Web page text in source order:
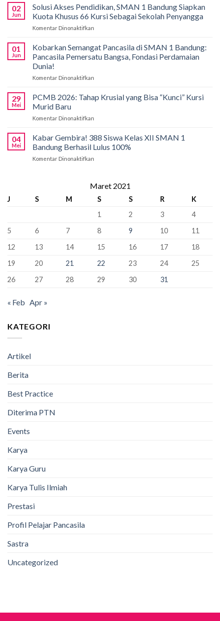
di
Bali!
Siswa
Bandung
Borong
Biology
02
Jun
Solusi Akses Pendidikan, SMAN 1 Bandung Siapkan
Kuota Khusus 66 Kursi Sebagai Sekolah Penyangga
Komentar Dinonaktifkan
Akses
Pendidikan,
SMAN
Kuota
Khusus
Sekolah
Penyangga
01
Jun
Kobarkan Semangat Pancasila di SMAN 1 Bandung:
Pancasila Pemersatu Bangsa, Fondasi Perdamaian
Dunia!
Komentar Dinonaktifkan
Semangat
Pancasila
Bandung:
Pancasila
Dunia!
29
Mei
PCMB 2026: Tahap Krusial yang Bisa “Kunci” Kursi
Murid Baru
Komentar Dinonaktifkan
2026:
Tahap
Krusial
Kursi
Baru
04
Mei
Kabar Gembira! 388 Siswa Kelas XII SMAN 1
Bandung Berhasil Lulus 100%
Komentar Dinonaktifkan
388
Kelas
SMAN
Bandung
Lulus
100%
Maret 2021
J S M S S R
K
1
2 3
4
5
6 7 8 9 10
11
12
13 14 15 16 17
18
19
20 21 22 23 24
25
26
27 28 29 30 31
« Feb Apr »
KATEGORI
Artikel
Berita
Best Practice
Diterima PTN
Events
Karya
Karya Guru
Karya Tulis Ilmiah
Prestasi
Profil Pelajar Pancasila
Sastra
Uncategorized